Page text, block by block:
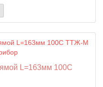
L=163мм 100C